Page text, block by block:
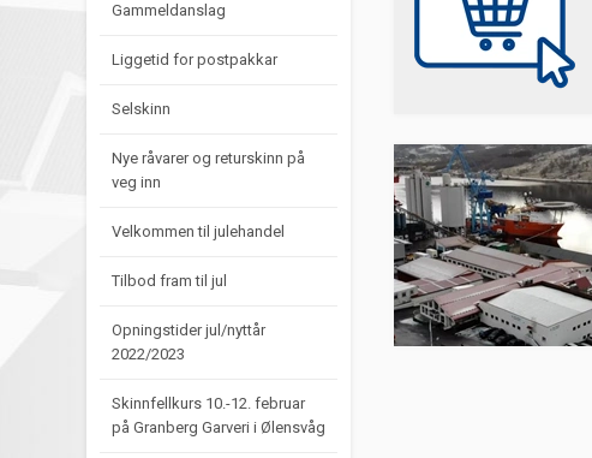
Gammeldanslag
Liggetid for postpakkar
Selskinn
Nye råvarer og returskinn på
veg inn
Velkommen til julehandel
Tilbod fram til jul
Opningstider jul/nyttår
2022/2023
Skinnfellkurs 10.-12. februar
på Granberg Garveri i Ølensvåg